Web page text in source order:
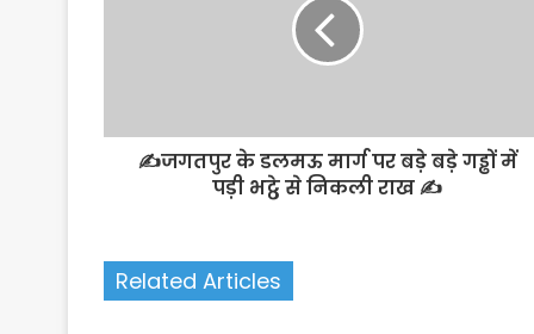
✍️जगतपुर के डलमऊ मार्ग पर बड़े बड़े गड्ढों में
पड़ी भट्ठे से निकली राख ✍️
Related Articles